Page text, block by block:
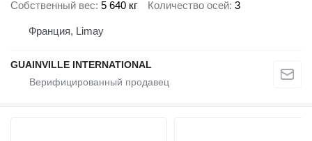
Собственный вес 5 640 кг Количество осей 3
Франция, Limay
GUAINVILLE INTERNATIONAL